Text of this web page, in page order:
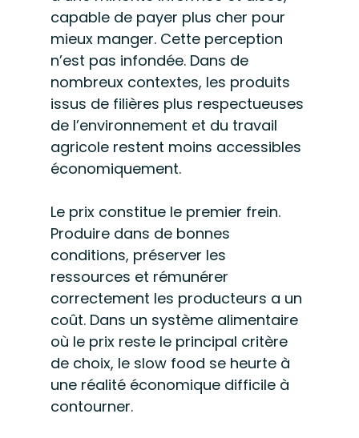
capable de payer plus cher pour
mieux manger. Cette perception
n’est pas infondée. Dans de
nombreux contextes, les produits
issus de filières plus respectueuses
de l’environnement et du travail
agricole restent moins accessibles
économiquement.
Le prix constitue le premier frein.
Produire dans de bonnes
conditions, préserver les
ressources et rémunérer
correctement les producteurs a un
coût. Dans un système alimentaire
où le prix reste le principal critère
de choix, le slow food se heurte à
une réalité économique difficile à
contourner.